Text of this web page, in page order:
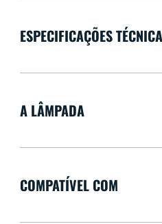
ESPECIFICAÇÕES
A LÂMPADA
COMPATÍVEL COM